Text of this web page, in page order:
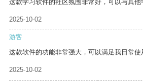
这款学习软件的社区氛围非常好，可以与其他
2025-10-02
游客
这款软件的功能非常强大，可以满足我日常使
2025-10-02